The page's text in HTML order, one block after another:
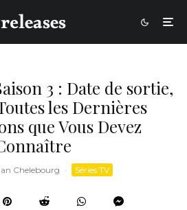
3 : Date de sortie,
les Dernières
que Vous Devez
Chelebourg · Séries TV